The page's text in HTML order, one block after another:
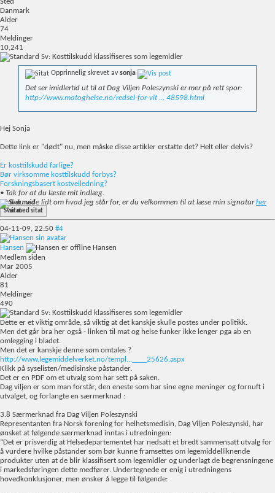
Danmark
Alder
74
Meldinger
10,241
Sv: Kosttilskudd klassifiseres som legemidler
Opprinnelig skrevet avsonja
Det ser imidlertid ut til at Dag Viljen Poleszynski er mer på rett spor:
http://www.matoghelse.no/redsel-for-vit ... 48598.html
Hej Sonja
Dette link er "dødt" nu, men måske disse artikler erstatte det? Helt eller delvis?
Er kosttilskudd farlige?
Bør virksomme kosttilskudd forbys?
Forskningsbasert kostveiledning?
• Tak for at du læste mit indlæg.
• Vil du vide lidt om hvad jeg står for, er du velkommen til at læse min signaturher
Svar med sitat
04-11-09, 22:50 #4
Hansen
Hansen
Medlem siden
Mar 2005
Alder
81
Meldinger
490
Sv: Kosttilskudd klassifiseres som legemidler
Dette er et viktig område, så viktig at det kanskje skulle postes under politikk.
Men det går bra her også - linken til mat og helse funker ikke lenger pga ab en
omlegging i bladet.
Men det er kanskje denne som omtales ?
http://www.legemiddelverket.no/templ...____25626.aspx
Klikk på syselisten/medisinske påstander.
Det er en PDF om et utvalg som har sett på saken.
Dag viljen er som man forstår, den eneste som har sine egne meninger og fornuft i
utvalget, og forlangte en særmerknad :
3.8 Særmerknad fra Dag Viljen Poleszynski
Representanten fra Norsk forening for helhetsmedisin, Dag Viljen Poleszynski, har
ønsket at følgende særmerknad inntas i utredningen:
”Det er prisverdig at Helsedepartementet har nedsatt et bredt sammensatt utvalg for
å vurdere hvilke påstander som bør kunne framsettes om legemiddelliknende
produkter uten at de blir klassifisert som legemidler og underlagt de begrensningene
i markedsføringen dette medfører. Undertegnede er enig i utredningens
hovedkonklusjoner, men ønsker å legge til følgende: